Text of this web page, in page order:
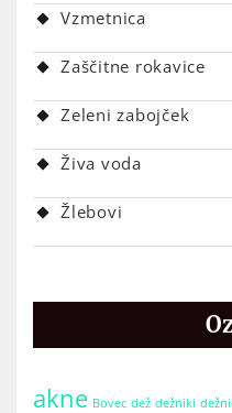
Vzmetnica
Zaščitne rokavice
Zeleni zabojček
Živa voda
Žlebovi
akne Bovec dež dežniki